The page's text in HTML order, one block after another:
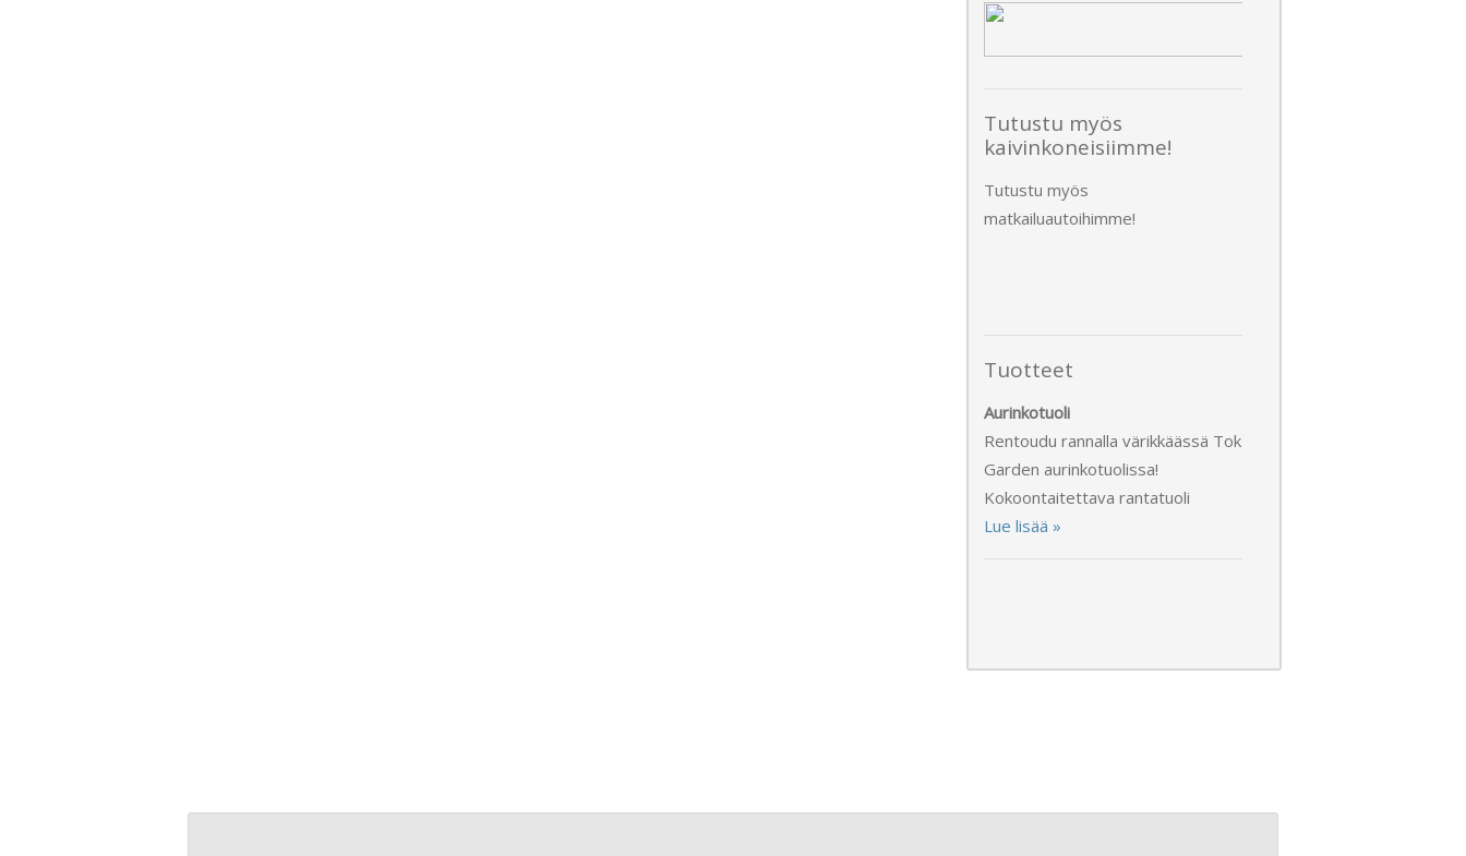
Tutustu myös
kaivinkoneisiimme!
Tutustu myös
matkailuautoihimme!
Tuotteet
Aurinkotuoli
Rentoudu rannalla värikkäässä Tok
Garden aurinkotuolissa!
Kokoontaitettava rantatuoli
Lue lisää »